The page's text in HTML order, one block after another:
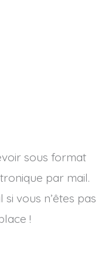
sous format
par mail.
si vous n’êtes pas
!